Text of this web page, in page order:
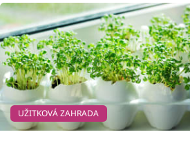
UŽITKOVÁ ZAHRADA